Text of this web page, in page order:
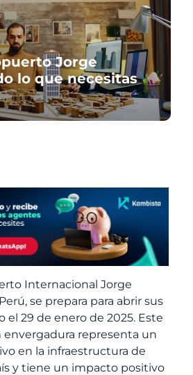
Jorge
lo que necesitas
Internacional Jorge
se prepara para abrir sus
el 29 de enero de 2025. Este
envergadura representa un
en la infraestructura de
y tiene un impacto positivo